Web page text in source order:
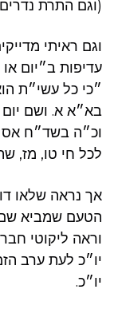
(וגם התרת
וגם ראיתי
עדיפות ב״יום
״כי כל עשי״ת
בא״א א. ושם יום
וכ״ה בשד״ח
לכל חי טו, מז,
אך נראה שלאו
הטעם שמביא שם,
וראה ליקוטי
יו״כ לעת ערב
יו״כ.